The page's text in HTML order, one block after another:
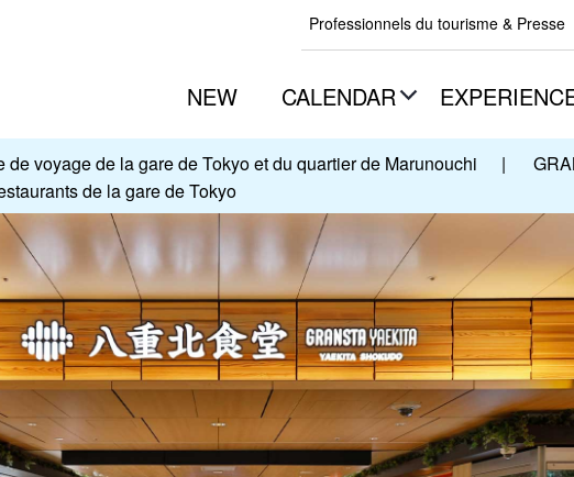
Professionnels du tourisme & Presse
NEW CALENDAR
de voyage de la gare de Tokyo et du quartier de Marunouchi |
de la gare de Tokyo